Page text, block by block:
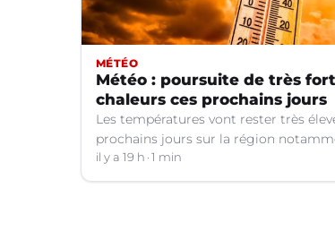
MÉTÉO
Météo : poursuite de très
chaleurs ces prochains jours
Les températures vont rester très
prochains jours sur la région
le Languedoc.
il y a 19 h 1 min